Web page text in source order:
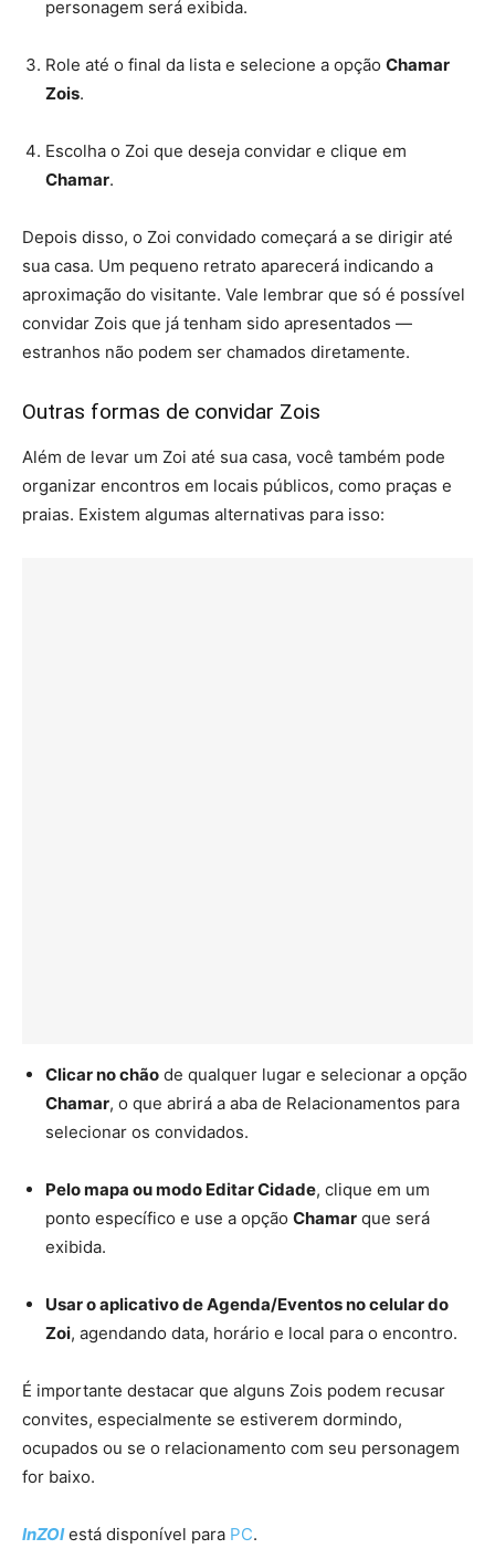
personagem será exibida.
Role até o final da lista e selecione a opção Chamar
Zois.
Escolha o Zoi que deseja convidar e clique em
Chamar.
Depois disso, o Zoi convidado começará a se dirigir até
sua casa. Um pequeno retrato aparecerá indicando a
aproximação do visitante. Vale lembrar que só é possível
convidar Zois que já tenham sido apresentados —
estranhos não podem ser chamados diretamente.
Outras formas de convidar Zois
Além de levar um Zoi até sua casa, você também pode
organizar encontros em locais públicos, como praças e
praias. Existem algumas alternativas para isso:
Clicar no chão de qualquer lugar e selecionar a opção
Chamar, o que abrirá a aba de Relacionamentos para
selecionar os convidados.
Pelo mapa ou modo Editar Cidade, clique em um
ponto específico e use a opção Chamar que será
exibida.
Usar o aplicativo de Agenda/Eventos no celular do
Zoi, agendando data, horário e local para o encontro.
É importante destacar que alguns Zois podem recusar
convites, especialmente se estiverem dormindo,
ocupados ou se o relacionamento com seu personagem
for baixo.
InZOI está disponível para PC.